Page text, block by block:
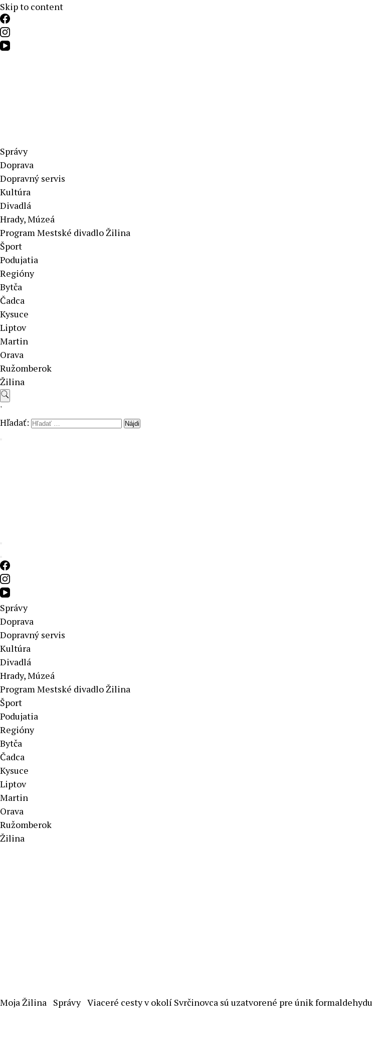
Skip to content
Aktuálne správy – severné Slovensko
Správy
Doprava
Dopravný servis
Kultúra
Divadlá
Hrady, Múzeá
Program Mestské divadlo Žilina
Šport
Podujatia
Regióny
Bytča
Čadca
Kysuce
Liptov
Martin
Orava
Ružomberok
Žilina
'
Hľadať:
Správy
Doprava
Dopravný servis
Kultúra
Divadlá
Hrady, Múzeá
Program Mestské divadlo Žilina
Šport
Podujatia
Regióny
Bytča
Čadca
Kysuce
Liptov
Martin
Orava
Ružomberok
Žilina
Moja Žilina Správy Viaceré cesty v okolí Svrčinovca sú uzatvorené pre únik formaldehydu